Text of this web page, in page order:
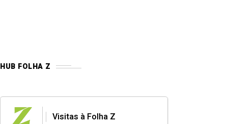
HUB FOLHA Z
Visitas à Folha Z